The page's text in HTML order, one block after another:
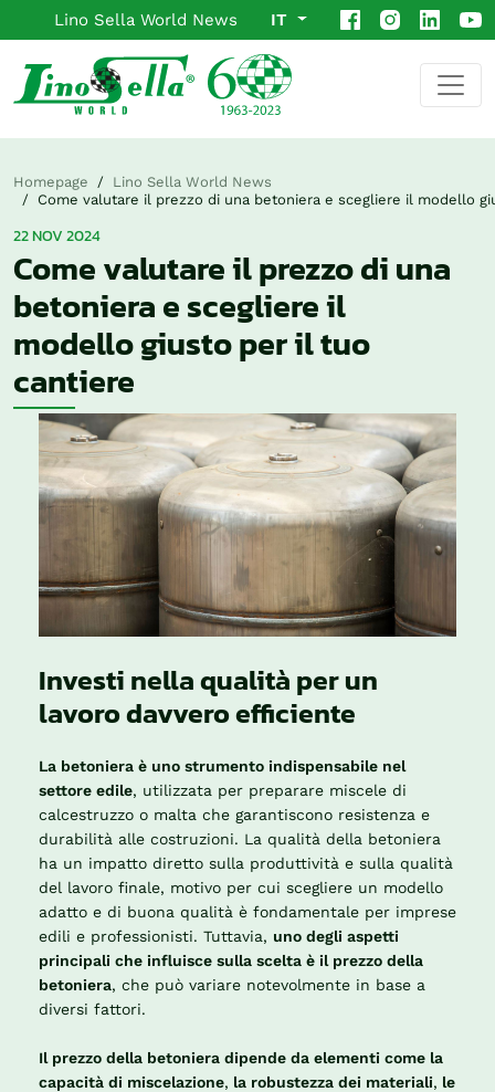
Lino Sella World News IT
Homepage
Lino Sella World News
Come valutare il prezzo di una betoniera e scegliere il modello
22 NOV 2024
Come valutare il prezzo di una
betoniera e scegliere il
modello giusto per il tuo
cantiere
Investi nella qualità per un
lavoro davvero efficiente
La betoniera è uno strumento indispensabile nel
settore edile, utilizzata per preparare miscele di
calcestruzzo o malta che garantiscono resistenza e
durabilità alle costruzioni. La qualità della betoniera
ha un impatto diretto sulla produttività e sulla qualità
del lavoro finale, motivo per cui scegliere un modello
adatto e di buona qualità è fondamentale per imprese
edili e professionisti. Tuttavia, uno degli aspetti
principali che influisce sulla scelta è il prezzo della
betoniera, che può variare notevolmente in base a
diversi fattori.
Il prezzo della betoniera dipende da elementi come la
capacità di miscelazione, la robustezza dei materiali, le